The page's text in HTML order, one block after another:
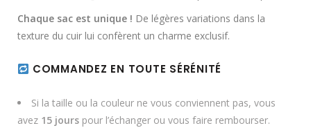
Chaque sac est unique ! De légères variations dans la
texture du cuir lui confèrent un charme exclusif.
COMMANDEZ EN TOUTE SÉRÉNITÉ
Si la taille ou la couleur ne vous conviennent pas, vous
avez 15 jours pour l’échanger ou vous faire rembourser.